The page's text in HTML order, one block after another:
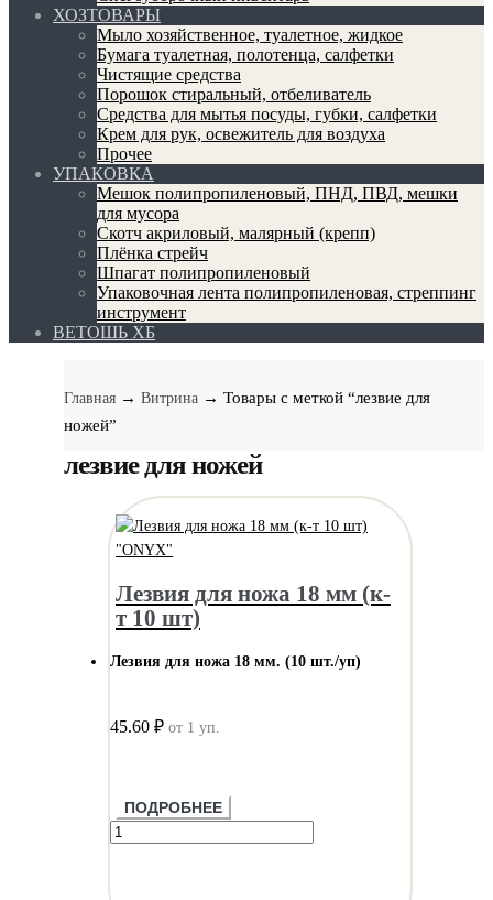
ХОЗТОВАРЫ
Мыло хозяйственное, туалетное, жидкое
Бумага туалетная, полотенца, салфетки
Чистящие средства
Порошок стиральный, отбеливатель
Средства для мытья посуды, губки, салфетки
Крем для рук, освежитель для воздуха
Прочее
УПАКОВКА
Мешок полипропиленовый, ПНД, ПВД, мешки
для мусора
Скотч акриловый, малярный (крепп)
Плёнка стрейч
Шпагат полипропиленовый
Упаковочная лента полипропиленовая, стреппинг
инструмент
ВЕТОШЬ ХБ
Главная → Витрина → Товары с меткой “лезвие для
ножей”
лезвие для ножей
Лезвия для ножа 18 мм (к-
т 10 шт)
Лезвия для ножа 18 мм. (10 шт./уп)
45.60 ₽ от 1 уп.
ПОДРОБНЕЕ